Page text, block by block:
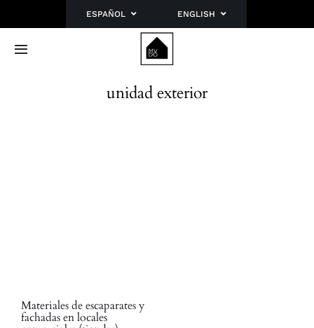
ESPAÑOL ENGLISH
Toggle
unidad exterior
Materiales de escaparates y
fachadas en locales